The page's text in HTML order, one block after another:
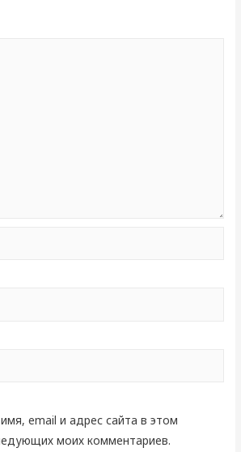
email и адрес сайта в этом
моих комментариев.